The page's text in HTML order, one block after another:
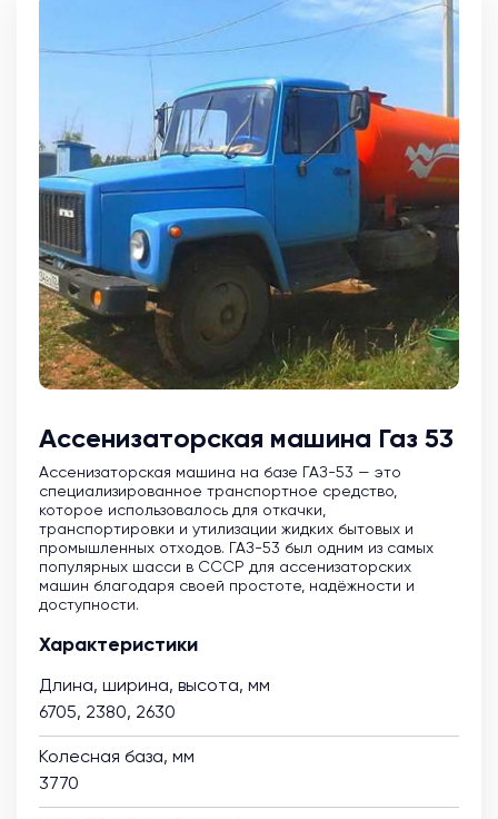
Ассенизаторская машина Газ 53
Ассенизаторская машина на базе ГАЗ-53 — это
специализированное транспортное средство,
которое использовалось для откачки,
транспортировки и утилизации жидких бытовых и
промышленных отходов. ГАЗ-53 был одним из самых
популярных шасси в СССР для ассенизаторских
машин благодаря своей простоте, надёжности и
доступности.
Характеристики
Длина, ширина, высота, мм
6705, 2380, 2630
Колесная база, мм
3770